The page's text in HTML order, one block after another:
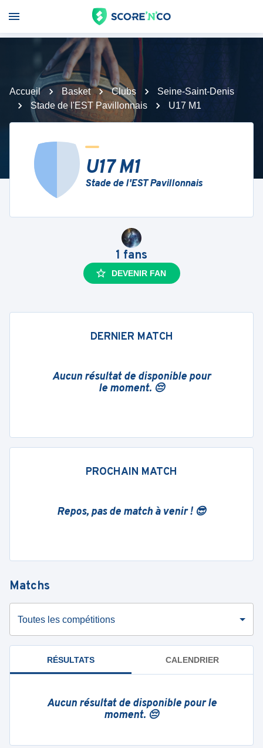
Accueil Basket Clubs
Seine-Saint-Denis
Stade de l'EST Pavillonnais
U17 M1
U17 M1
Stade de l'EST Pavillonnais
1 fans
DEVENIR FAN
DERNIER MATCH
Aucun résultat de disponible pour
le moment. 😔
PROCHAIN MATCH
Repos, pas de match à venir ! 😎
Matchs
Toutes les compétitions
RÉSULTATS CALENDRIER
Aucun résultat de disponible pour le
moment. 😔